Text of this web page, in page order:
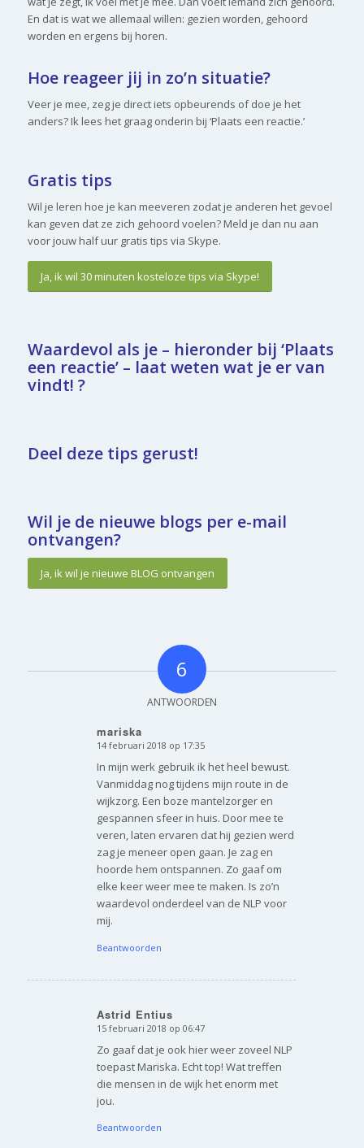
En dat is wat we allemaal willen: gezien worden, gehoord
worden en ergens bij horen.
Hoe reageer jij in zo’n situatie?
Veer je mee, zeg je direct iets opbeurends of doe je het
anders? Ik lees het graag onderin bij ‘Plaats een reactie.’
Gratis tips
Wil je leren hoe je kan meeveren zodat je anderen het gevoel
kan geven dat ze zich gehoord voelen? Meld je dan nu aan
voor jouw half uur gratis tips via Skype.
Ja, ik wil 30 minuten kosteloze tips via Skype!
Waardevol als je – hieronder bij ‘Plaats
een reactie’ – laat weten wat je er van
vindt! ?
Deel deze tips gerust!
Wil je de nieuwe blogs per e-mail
ontvangen?
Ja, ik wil je nieuwe BLOG ontvangen
6
ANTWOORDEN
mariska
zegt:
14 februari 2018 op 17:35
In mijn werk gebruik ik het heel bewust.
Vanmiddag nog tijdens mijn route in de
wijkzorg. Een boze mantelzorger en
gespannen sfeer in huis. Door mee te
veren, laten ervaren dat hij gezien werd
zag je meneer open gaan. Je zag en
hoorde hem ontspannen. Zo gaaf om
elke keer weer mee te maken. Is zo’n
waardevol onderdeel van de NLP voor
mij.
Beantwoorden
Astrid Entius
zegt:
15 februari 2018 op 06:47
Zo gaaf dat je ook hier weer zoveel NLP
toepast Mariska. Echt top! Wat treffen
die mensen in de wijk het enorm met
jou.
Beantwoorden